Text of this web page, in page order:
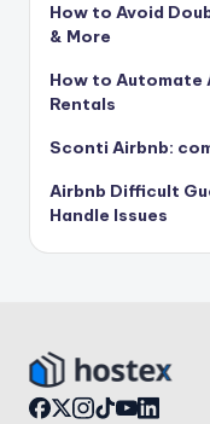
How to Avoid
& More
How to Automate
Rentals
Sconti Airbnb:
Airbnb Difficult
Handle Issues